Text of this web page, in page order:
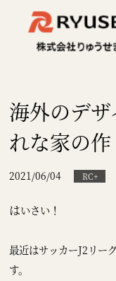
海外のデ
れな家の作
2021/06/04 RC+
はいさい！
最近はサッカーJ2リー
す。